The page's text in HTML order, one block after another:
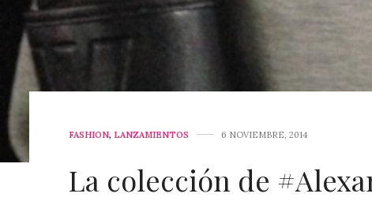
FASHION, LANZAMIENTOS 6 NOVIEMBRE, 2014
La colección de